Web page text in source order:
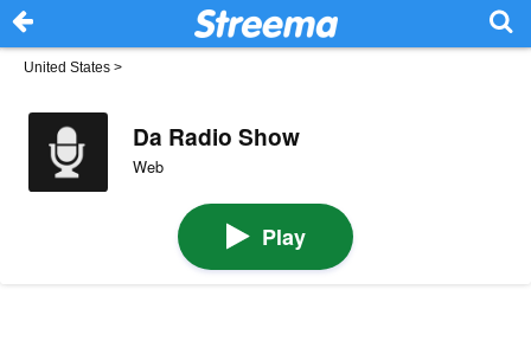
United States >
Da Radio Show
Web
Play